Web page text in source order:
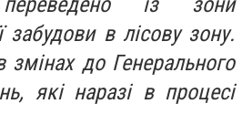
забудови в лісову зону.
до Генерального
які наразі в процесі